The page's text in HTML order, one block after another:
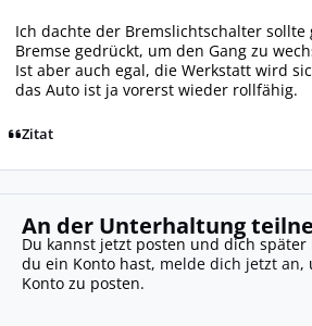
Ich dachte der Bremslichtschalter sollte
Bremse gedrückt, um den Gang zu
Ist aber auch egal, die Werkstatt wird
das Auto ist ja vorerst wieder rollfähig.
Zitat
An der Unterhaltung
Du kannst jetzt posten und dich
du ein Konto hast, melde dich jetzt an,
Konto zu posten.